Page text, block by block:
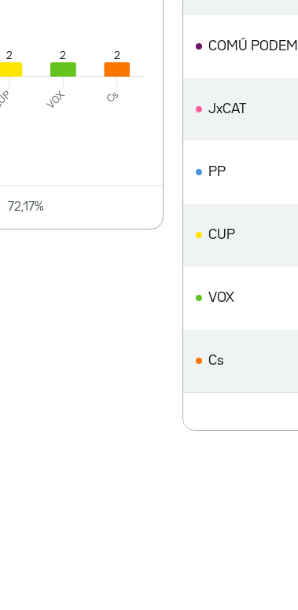
72,17%
COMÚ PODEM
JxCAT
PP
CUP
VOX
Cs